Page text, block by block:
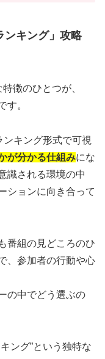
ンキング」攻略
徴のひとつが、
す。
ンキング形式で可視
が分かる仕組みにな
識される環境の中
ションに向き合って
番組の見どころのひ
、参加者の行動や心
の中でどう選ぶの
ング”という独特な